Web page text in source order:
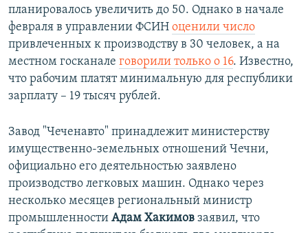
планировалось увеличить до 50. Однако в начале
февраля в управлении ФСИН оценили число
привлеченных к производству в 30 человек, а на
местном госканале говорили только о 16. Известно,
что рабочим платят минимальную для республики
зарплату – 19 тысяч рублей.
Завод "Чеченавто" принадлежит министерству
имущественно-земельных отношений Чечни,
официально его деятельностью заявлено
производство легковых машин. Однако через
несколько месяцев региональный министр
промышленности Адам Хакимов заявил, что